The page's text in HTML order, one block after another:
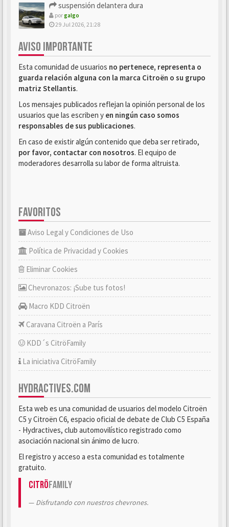
suspensión delantera dura
porgalgo
29 Jul 2026, 21:28
AVISO IMPORTANTE
Esta comunidad de usuarios no pertenece, representa o
guarda relación alguna con la marca Citroën o su grupo
matriz Stellantis.
Los mensajes publicados reflejan la opinión personal de los
usuarios que las escriben y en ningún caso somos
responsables de sus publicaciones.
En caso de existir algún contenido que deba ser retirado,
por favor, contactar con nosotros. El equipo de
moderadores desarrolla su labor de forma altruista.
FAVORITOS
Aviso Legal y Condiciones de Uso
Política de Privacidad y Cookies
Eliminar Cookies
Chevronazos: ¡Sube tus fotos!
Macro KDD Citroën
Caravana Citroën a París
KDD´s CitröFamily
La iniciativa CitröFamily
HYDRACTIVES.COM
Esta web es una comunidad de usuarios del modelo Citroën
C5 y Citroën C6, espacio oficial de debate de Club C5 España
- Hydractives, club automovilístico registrado como
asociación nacional sin ánimo de lucro.
El registro y acceso a esta comunidad es totalmente
gratuito.
CitröFamily
Disfrutando con nuestros chevrones.